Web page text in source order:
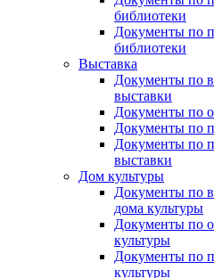
библиотеки
Документы по
библиотеки
Выставка
Документы по
выставки
Документы по
Документы по
Документы по
выставки
Дом культуры
Документы по
дома культуры
Документы по
культуры
Документы по
культуры